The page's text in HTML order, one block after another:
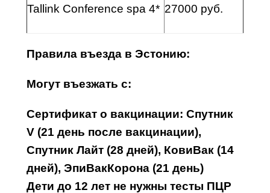
Tallink Conference spa 4* 27000 руб.
Правила въезда в Эстонию:
Могут въезжать с:
Сертификат о вакцинации: Спутник
V (21 день после вакцинации),
Спутник Лайт (28 дней), КовиВак (14
дней), ЭпиВакКорона (21 день)
Дети до 12 лет не нужны тесты ПЦР